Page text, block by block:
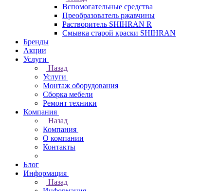
Вспомогательные средства
Преобразователь ржавчины
Растворитель SHIHRAN R
Смывка старой краски SHIHRAN
Бренды
Акции
Услуги
Назад
Услуги
Монтаж оборудования
Сборка мебели
Ремонт техники
Компания
Назад
Компания
О компании
Контакты
Блог
Информация
Назад